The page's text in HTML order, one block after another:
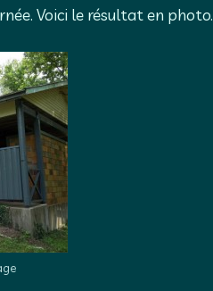
Voici le résultat en photo.